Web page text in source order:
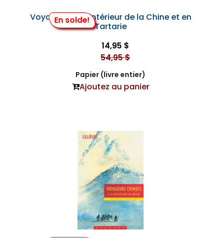
En solde!
Voyage dans l'Intérieur de la Chine et en
Tartarie
14,95 $
54,95 $
Papier (livre entier)
Ajoutez au panier